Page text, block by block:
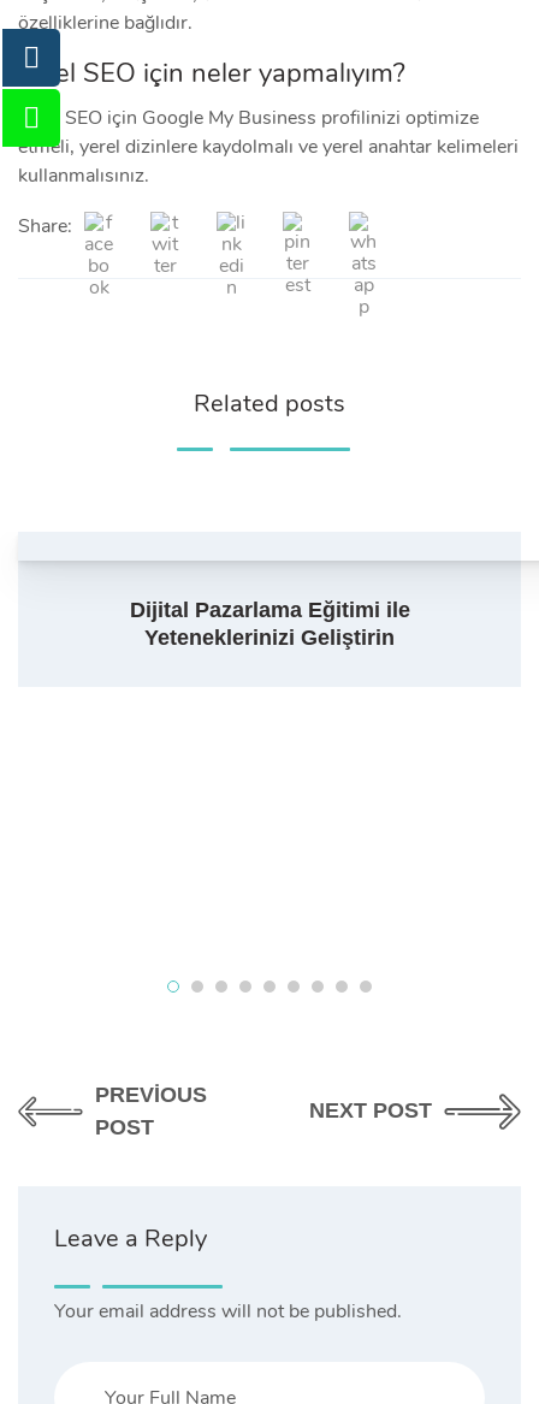
özelliklerine bağlıdır.
Yerel SEO için neler yapmalıyım?
Yerel SEO için Google My Business profilinizi optimize
etmeli, yerel dizinlere kaydolmalı ve yerel anahtar kelimeleri
kullanmalısınız.
Share:
Related posts
Dijital Pazarlama Eğitimi ile
Yeteneklerinizi Geliştirin
PREVIOUS
POST
NEXT POST
Leave a Reply
Your email address will not be published.